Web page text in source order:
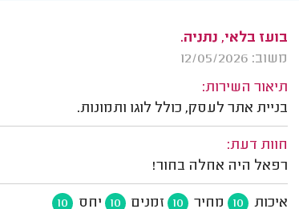
בועז בלאי, נתניה.
משוב: 12/05/2026
תיאור השירות:
בניית אתר לעסק, כולל לוגו ותמונות.
חוות דעת:
רפאל היה אחלה בחור!
איכות 10 מחיר 10 זמנים 10 יחס 10